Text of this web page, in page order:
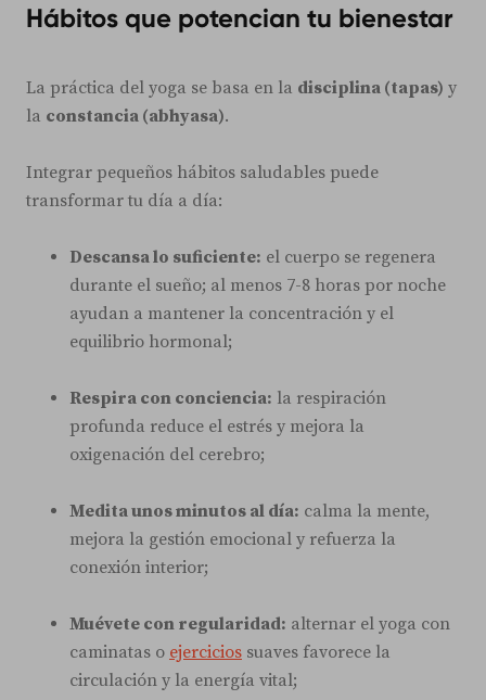
Hábitos que potencian tu bienestar
La práctica del yoga se basa en la disciplina (tapas) y
la constancia (abhyasa).
Integrar pequeños hábitos saludables puede
transformar tu día a día:
Descansa lo suficiente: el cuerpo se regenera
durante el sueño; al menos 7-8 horas por noche
ayudan a mantener la concentración y el
equilibrio hormonal;
Respira con conciencia: la respiración
profunda reduce el estrés y mejora la
oxigenación del cerebro;
Medita unos minutos al día: calma la mente,
mejora la gestión emocional y refuerza la
conexión interior;
Muévete con regularidad: alternar el yoga con
caminatas o ejercicios suaves favorece la
circulación y la energía vital;